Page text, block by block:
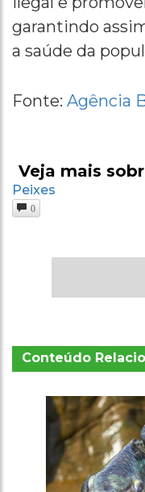
garantindo
a saúde da
Fonte: Agência
Veja mais
Peixes
0
Conteúdo